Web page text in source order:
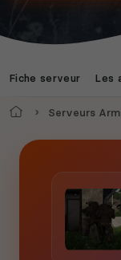
Fiche serveur Les
AccueilServeurs